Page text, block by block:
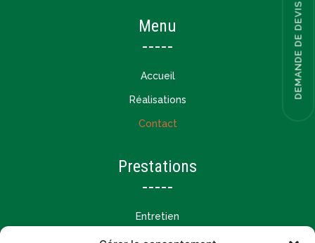
Menu
Accueil
Réalisations
Contact
Prestations
Entretien
Création et aménagement
DEMANDE DE DEVIS